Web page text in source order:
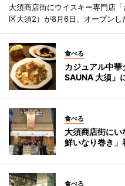
大須商店街にウイスキー専門店
区大須2）が8月6日、オープンし
食べる
カジュアル中
SAUNA 大須」
食べる
大須商店街に
鮮いなり巻き」
食べる